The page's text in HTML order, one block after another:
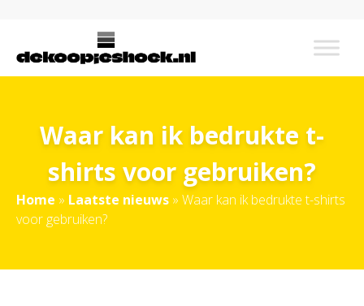
Waar kan ik bedrukte t-
shirts voor gebruiken?
Home » Laatste nieuws » Waar kan ik bedrukte t-shirts
voor gebruiken?